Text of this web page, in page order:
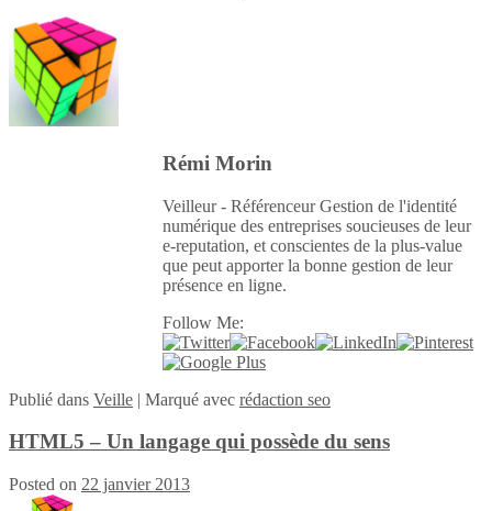
Rémi Morin
Veilleur - Référenceur Gestion de l'identité
numérique des entreprises soucieuses de leur
e-reputation, et conscientes de la plus-value
que peut apporter la bonne gestion de leur
présence en ligne.
Follow Me:
Publié dans Veille | Marqué avec rédaction seo
HTML5 – Un langage qui possède du sens
Posted on 22 janvier 2013